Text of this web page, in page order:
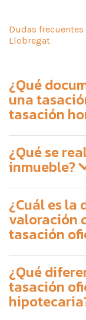
Dudas frecuentes
Llobregat
¿Qué
una
tasación
¿Qué se
inmueble?
¿Cuál es la
valoración
tasación
¿Qué
tasación